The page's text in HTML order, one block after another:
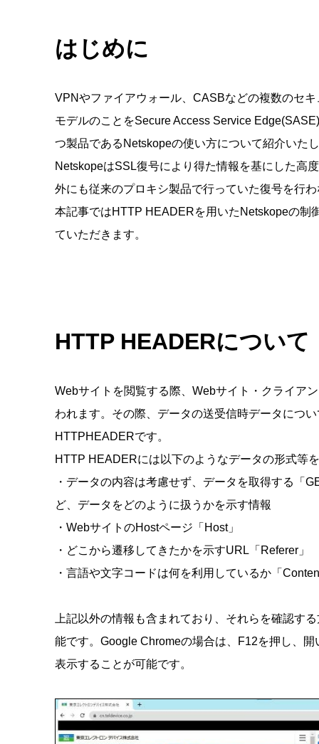
はじめに
VPNやファイアウォール、CASBなどの複数のセ
モデルのことをSecure Access Service
つ製品であるNetskopeの使い方について紹介いた
NetskopeはSSL復号により得た情報を基にした高
外にも従来のプロキシ製品で行っていた復号を行
本記事ではHTTP HEADERを用いたNetskopeの制
ていただきます。
HTTP HEADERについて
Webサイトを閲覧する際、Webサイト・クライア
われます。その際、データの送受信時データにつ
HTTPHEADERです。
HTTP HEADERには以下のようなデータの形式等
・データの内容は考慮せず、データを取得する「
ど、データをどのように扱うかを示す情報
・WebサイトのHostページ「Host」
・どこから遷移してきたかを示すURL「Referer」
・言語や文字コードは何を利用しているか「
上記以外の情報も含まれており、それらを確認す
能です。Google Chromeの場合は、F12を押し、
表示することが可能です。